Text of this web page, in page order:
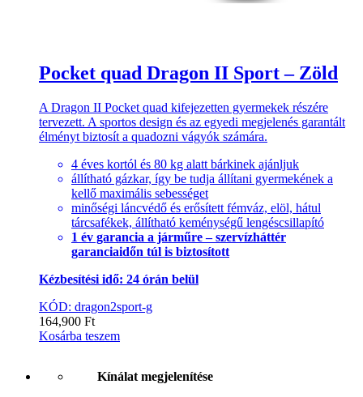
Pocket quad Dragon II Sport – Zöld
A Dragon II Pocket quad kifejezetten gyermekek részére
tervezett. A sportos design és az egyedi megjelenés garantált
élményt biztosít a quadozni vágyók számára.
4 éves kortól és 80 kg alatt bárkinek ajánljuk
állítható gázkar, így be tudja állítani gyermekének a
kellő maximális sebességet
minőségi láncvédő és erősített fémváz, elöl, hátul
tárcsafékek, állítható keménységű lengéscsillapító
1 év garancia a járműre – szervízháttér
garanciaidőn túl is biztosított
Kézbesítési idő: 24 órán belül
KÓD: dragon2sport-g
164,900 Ft
Kosárba teszem
Kínálat megjelenítése